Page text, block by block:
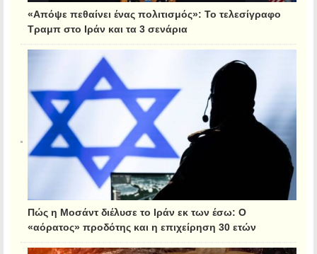
«Απόψε πεθαίνει ένας πολιτισμός»: Το τελεσίγραφο
Τραμπ στο Ιράν και τα 3 σενάρια
Πώς η Μοσάντ διέλυσε το Ιράν εκ των έσω: Ο
«αόρατος» προδότης και η επιχείρηση 30 ετών